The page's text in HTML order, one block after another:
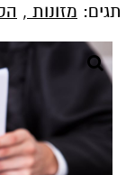
תגים: מזונות ,